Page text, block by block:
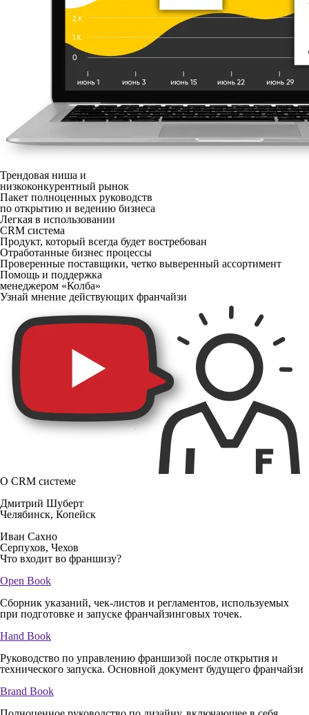
Трендовая ниша и
низкоконкурентный рынок
Пакет полноценных руководств
по открытию и ведению бизнеса
Легкая в использовании
CRM система
Продукт, который всегда будет востребован
Отработанные бизнес процессы
Проверенные поставщики, четко выверенный ассортимент
Помощь и поддержка
менеджером «Колба»
Узнай мнение действующих франчайзи
О CRM системе
Дмитрий Шуберт
Челябинск, Копейск
Иван Сахно
Серпухов, Чехов
Что входит во франшизу?
Open Book
Сборник указаний, чек-листов и регламентов, используемых
при подготовке и запуске франчайзинговых точек.
Hand Book
Руководство по управлению франшизой после открытия и
технического запуска. Основной документ будущего франчайзи
Brand Book